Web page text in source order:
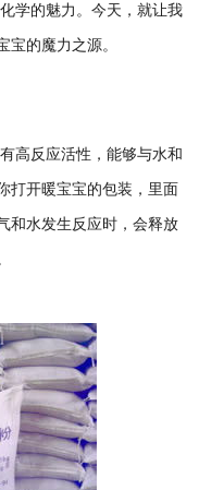
的魅力。今天，就让我
的魔力之源。
反应活性，能够与水和
打开暖宝宝的包装，里面
和水发生反应时，会释放